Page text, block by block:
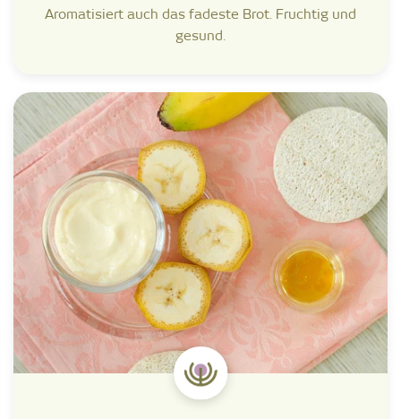
Aromatisiert auch das fadeste Brot. Fruchtig und
gesund.